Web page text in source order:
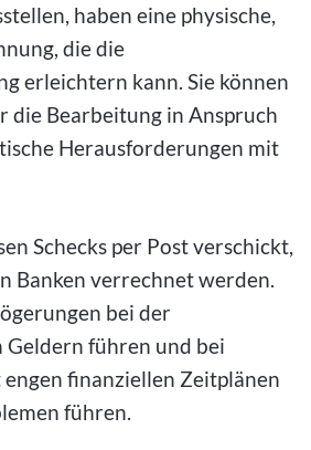
haben eine physische,
die die
erleichtern kann. Sie können
die Bearbeitung in Anspruch
Herausforderungen mit
Schecks per Post verschickt,
Banken verrechnet werden.
bei der
führen und bei
finanziellen Zeitplänen
führen.